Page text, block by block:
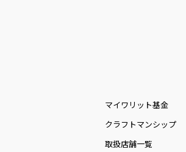
マイワリット基金
クラフトマンシップ
取扱店舗一覧